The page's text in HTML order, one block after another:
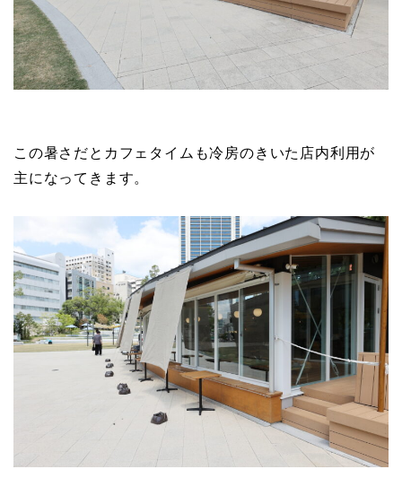
この暑さだとカフェタイムも冷房のきいた店内利用が
主になってきます。